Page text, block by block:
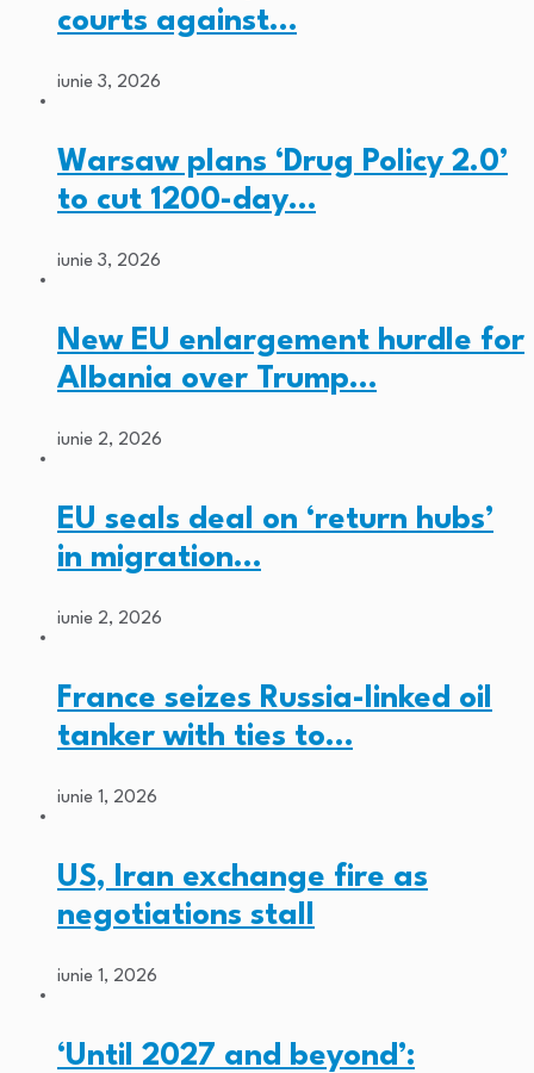
courts against…
iunie 3, 2026
Warsaw plans ‘Drug Policy 2.0’
to cut 1200-day…
iunie 3, 2026
New EU enlargement hurdle for
Albania over Trump…
iunie 2, 2026
EU seals deal on ‘return hubs’
in migration…
iunie 2, 2026
France seizes Russia-linked oil
tanker with ties to…
iunie 1, 2026
US, Iran exchange fire as
negotiations stall
iunie 1, 2026
‘Until 2027 and beyond’: